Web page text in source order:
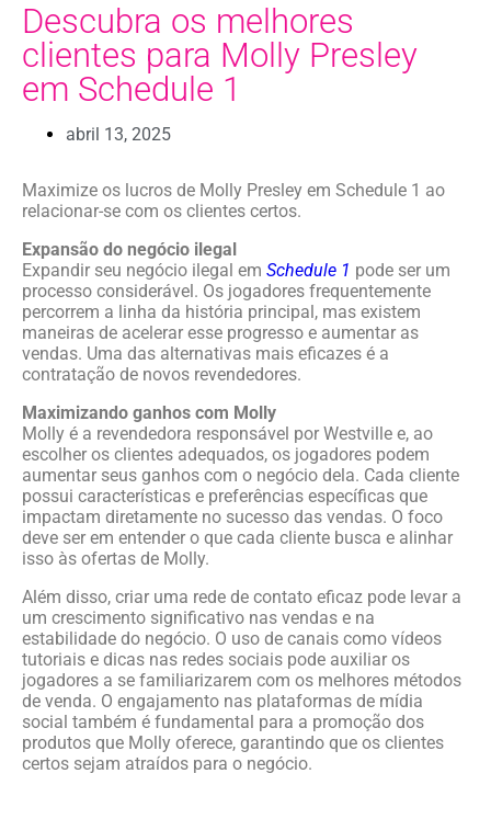
Descubra os melhores
clientes para Molly Presley
em Schedule 1
abril 13, 2025
Maximize os lucros de Molly Presley em Schedule 1 ao
relacionar-se com os clientes certos.
Expansão do negócio ilegal
Expandir seu negócio ilegal em Schedule 1 pode ser um
processo considerável. Os jogadores frequentemente
percorrem a linha da história principal, mas existem
maneiras de acelerar esse progresso e aumentar as
vendas. Uma das alternativas mais eficazes é a
contratação de novos revendedores.
Maximizando ganhos com Molly
Molly é a revendedora responsável por Westville e, ao
escolher os clientes adequados, os jogadores podem
aumentar seus ganhos com o negócio dela. Cada cliente
possui características e preferências específicas que
impactam diretamente no sucesso das vendas. O foco
deve ser em entender o que cada cliente busca e alinhar
isso às ofertas de Molly.
Além disso, criar uma rede de contato eficaz pode levar a
um crescimento significativo nas vendas e na
estabilidade do negócio. O uso de canais como vídeos
tutoriais e dicas nas redes sociais pode auxiliar os
jogadores a se familiarizarem com os melhores métodos
de venda. O engajamento nas plataformas de mídia
social também é fundamental para a promoção dos
produtos que Molly oferece, garantindo que os clientes
certos sejam atraídos para o negócio.